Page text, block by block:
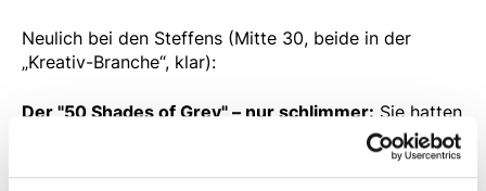
Neulich bei den Steffens (Mitte 30, beide in der
„Kreativ-Branche“, klar):
Der "50 Shades of Grey" – nur schlimmer: Sie hatten
14 (!!!) verschiedene Grautöne an der Wand.14! Ich
"Urban-Dust-Mist"
streichen. Hab gefragt, welchen Ton. Der Steffen,